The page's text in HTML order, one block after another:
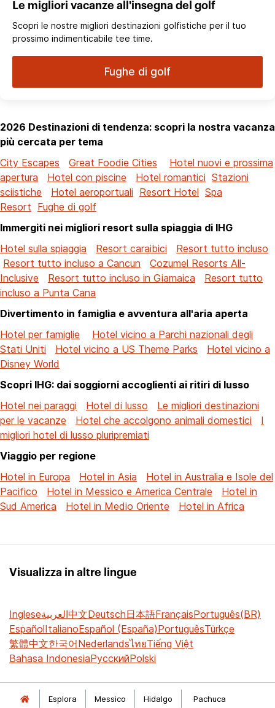
Le migliori vacanze all'insegna del golf
Scopri le nostre migliori destinazioni golfistiche per il tuo
prossimo indimenticabile tee time.
Fughe di golf
2026 Destinazioni di tendenza: scopri la nostra vacanza
più cercata per tema
City Escapes
Great Foodie Cities
Hotel nuovi e prossima
apertura
Hotel con piscine Hotel romantici Stazioni
sciistiche
Hotel aeroportuali Resort Hotel Spa
Resort Fughe di golf
Immergiti nei migliori resort sulla spiaggia di IHG
Hotel sulla spiaggia
Resort caraibici
Resort tutto incluso
Resort tutto incluso a Cancun
Cozumel Resorts All-
Inclusive
Resort tutto incluso in Giamaica
Resort tutto
incluso a Punta Cana
Divertimento in famiglia e avventura all'aria aperta
Hotel per famiglie
Hotel vicino a Parchi nazionali degli
Stati Uniti
Hotel vicino a US Theme Parks
Hotel vicino a
Disney World
Scopri IHG: dai soggiorni accoglienti ai ritiri di lusso
Hotel nei paraggi
Hotel di lusso
Le migliori destinazioni
per le vacanze
Hotel che accolgono animali domestici
I
migliori hotel di lusso pluripremiati
Viaggio per regione
Hotel in Europa
Hotel in Asia
Hotel in Australia e Isole del
Pacifico
Hotel in Messico e America Centrale
Hotel in
Sud America
Hotel in Medio Oriente Hotel in Africa
Visualizza in altre lingue
Ingleseالعربية中文Deutsch日本語FrançaisPortuguês(BR)
EspañolItalianoEspañol (España)PortuguêsTürkçe
繁體中文한국어NederlandsไทยTiếng Việt
Bahasa IndonesiaРусскийPolski
Esplora Messico Hidalgo Pachuca